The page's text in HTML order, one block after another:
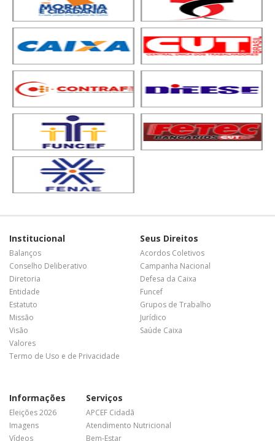
Institucional
Balanços
Conselho Deliberativo
Diretoria
Entidade
Estatuto
Missão
Visão
Valores
Termo de Uso e de Privacidade
Seus Direitos
Acordos Coletivos
Campanha Nacional
Defesa da Caixa
Funcef
Grupos de Trabalho
Jurídico
Saúde Caixa
Informações
Eleições 2026
Imagens
Vídeos
Serviços
APCEF Cidadã
Atendimento Nutricional
Bem-Estar